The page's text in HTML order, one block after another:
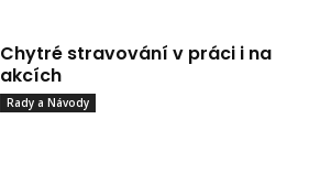
Chytré stravování v práci i na
akcích
Rady a Návody